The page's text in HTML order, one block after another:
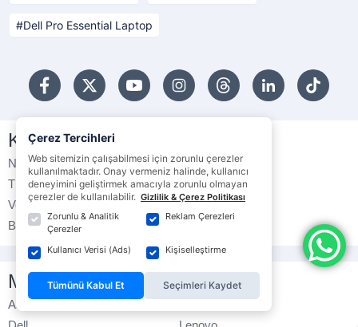
Dell Pro Essential Laptop
Kategoriler
Notebook
Bilgisayar
Tüketici Ürünleri
Monitörler
Veri Depolama
Çevre Birimleri
Bilgisayar Bileşenleri
Yazıcılar
Markalar
Asus
Çerez Tercihleri
Web sitemizin çalışabilmesi için zorunlu çerezler
kullanılmaktadır. Onay vermeniz halinde, kullanıcı
deneyimini geliştirmek amacıyla zorunlu olmayan
çerezler de kullanılabilir. Gizlilik & Çerez Politikası
Zorunlu & Analitik
Çerezler
Reklam Çerezleri
Kullanıcı Verisi (Ads) Kişiselleştirme
Tümünü Kabul Et Seçimleri Kaydet